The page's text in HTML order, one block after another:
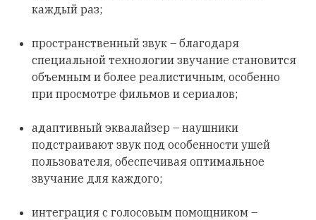
каждый раз;
пространственный звук – благодаря
специальной технологии звучание становится
объемным и более реалистичным, особенно
при просмотре фильмов и сериалов;
адаптивный эквалайзер – наушники
подстраивают звук под особенности ушей
пользователя, обеспечивая оптимальное
звучание для каждого;
интеграция с голосовым помощником –